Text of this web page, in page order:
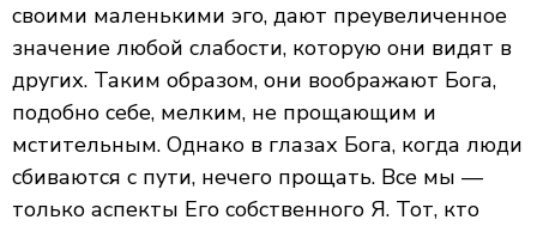
своими маленькими эго, дают преувеличенное
значение любой слабости, которую они видят в
других. Таким образом, они воображают Бога,
подобно себе, мелким, не прощающим и
мстительным. Однако в глазах Бога, когда люди
сбиваются с пути, нечего прощать. Все мы —
только аспекты Его собственного Я. Тот, кто